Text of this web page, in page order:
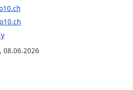
, 08.06.2026